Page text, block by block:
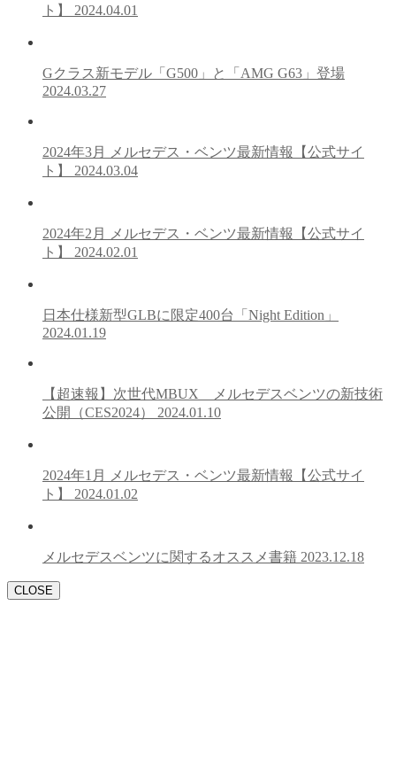
ト】 2024.04.01
Gクラス新モデル「G500」と「AMG G63」登場
2024.03.27
2024年3月 メルセデス・ベンツ最新情報【公式サイ
ト】 2024.03.04
2024年2月 メルセデス・ベンツ最新情報【公式サイ
ト】 2024.02.01
日本仕様新型GLBに限定400台「Night Edition」
2024.01.19
【超速報】次世代MBUX メルセデスベンツの新技術
公開（CES2024） 2024.01.10
2024年1月 メルセデス・ベンツ最新情報【公式サイ
ト】 2024.01.02
メルセデスベンツに関するオススメ書籍 2023.12.18
CLOSE